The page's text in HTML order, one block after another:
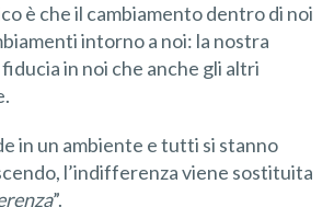
è che il cambiamento dentro di noi
intorno a noi: la nostra
in noi che anche gli altri
in un ambiente e tutti si stanno
l’indifferenza viene sostituita
”.